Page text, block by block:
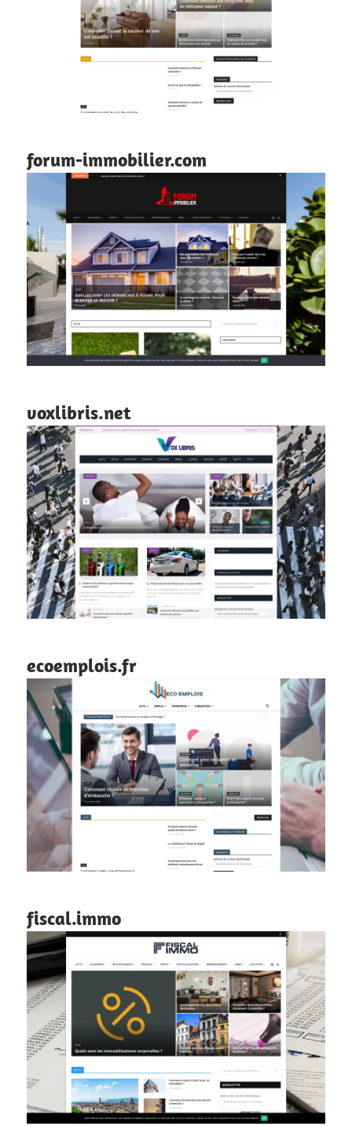
forum-immobilier.com
voxlibris.net
ecoemplois.fr
fiscal.immo